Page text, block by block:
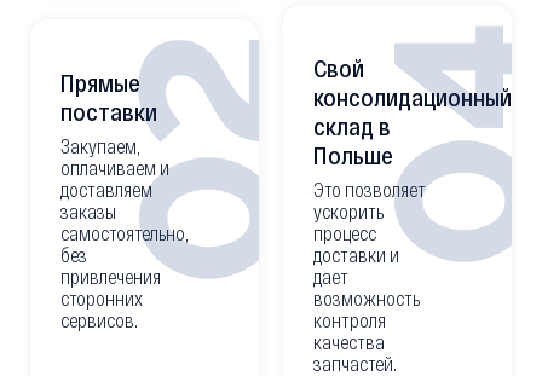
02
Прямые
поставки
Закупаем,
оплачиваем и
доставляем
заказы
самостоятельно,
без
привлечения
сторонних
сервисов.
Свой
консолидационный
склад в
Польше
Это позволяет
ускорить
процесс
доставки и
дает
возможность
контроля
качества
запчастей.